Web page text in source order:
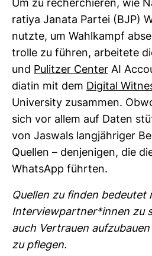
Um zu recher­chieren, wie
ra­tiya Janata Partei (BJP)
nutzte, um Wahl­kampf
trolle zu führen, arbei­tete
und Pulitzer Center AI
diatin mit dem Digital
Uni­ver­sity zusammen.
sich vor allem auf Daten
von Jas­wals lang­jäh­riger
Quellen – den­je­nigen, die
WhatsApp führten.
Quellen zu finden bedeutet
Inter­view­partner*innen zu
auch Ver­trauen
zu pflegen.